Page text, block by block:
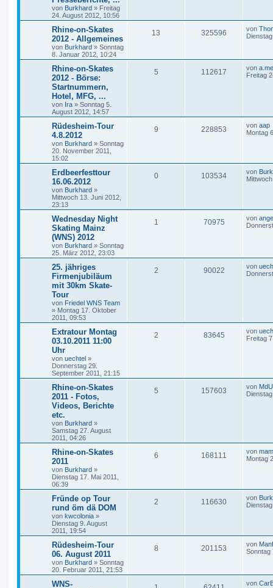
von Burkhard » Freitag
24. August 2012, 10:56
Rhine-on-Skates
2012 - Allgemeines
von Burkhard » Sonntag
8. Januar 2012, 10:24
13 325596 von
Rhine-on-Skates
2012 - Börse:
Startnummern,
Hotel, MFG, ...
von Ira » Sonntag 5.
August 2012, 14:57
5 112617 von
Freitag
Rüdesheim-Tour
4.8.2012
von Burkhard » Sonntag
20. November 2011,
15:02
9 228853 von aap
Montag
Erdbeerfesttour
16.06.2012
von Burkhard »
Mittwoch 13. Juni 2012,
23:13
0 103534 von
Wednesday Night
Skating Mainz
(WNS) 2012
von Burkhard » Sonntag
25. März 2012, 23:03
1 70975 von
25. jähriges
Firmenjubiläum
mit 30km Skate-
Tour
von Friedel WNS Team
» Montag 17. Oktober
2011, 09:53
2 90022 von
Extratour Montag
03.10.2011 11:00
Uhr
von uechtel »
Donnerstag 29.
September 2011, 21:15
2 83645 von
Freitag
Rhine-on-Skates
2011 - Fotos,
Videos, Berichte
etc.
von Burkhard »
Samstag 27. August
2011, 04:26
5 157603 von MdU
Rhine-on-Skates
2011
von Burkhard »
Dienstag 17. Mai 2011,
06:39
6 168111 von
Montag
Fründe op Tour
rund öm dä DOM
von kwcolonia »
Dienstag 9. August
2011, 19:54
2 116630 von
Rüdesheim-Tour
06. August 2011
von Burkhard » Sonntag
20. Februar 2011, 21:53
8 201153 von
Sonntag
WNS-
von